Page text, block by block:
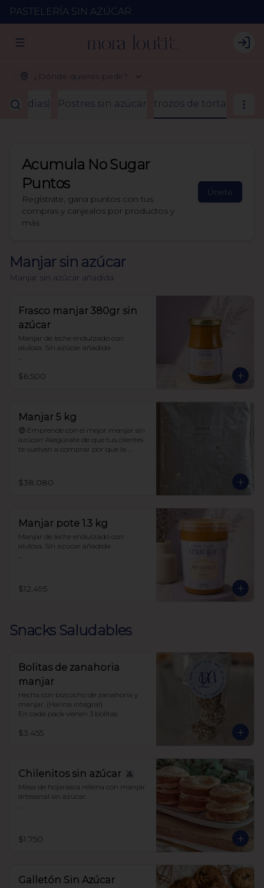
PASTELERÍA SIN AZÚCAR
Abrir menu de navegación
¿Dónde quieres pedir?
a 3 dias) Postres sin azúcar trozos de torta
Acumula No Sugar
Puntos
Regístrate, gana puntos con tus
compras y canjealos por productos y
más
Únete
Manjar sin azúcar
Manjar sin azúcar añadida
Frasco manjar 380gr sin
azúcar
Manjar de leche endulzado con
alulosa. Sin azúcar añadida
Sin polioles
Frasco 380 gr
$6.500
Manjar 5 kg
🤑 Emprende con el mejor manjar sin
azúcar! Asegúrate de que tus clientes
te vuelvan a comprar por que la
Sin maltitol ni polioles.
$38.080
Manjar pote 1.3 kg
Manjar de leche endulzado con
alulosa. Sin azúcar añadida
99.9% endulzado con alulosa
$12.495
Snacks Saludables
Bolitas de zanahoria
manjar
Hecha con bizcocho de zanahoria y
manjar. (Harina integral)
En cada pack vienen 3 bolitas.
$3.455
Chilenitos sin azúcar
Masa de hojarasca rellena con manjar
artesanal sin azúcar.
$1.750
Galletón Sin Azúcar